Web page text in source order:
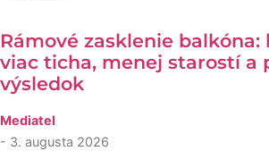
Rámové zasklenie balkóna:
viac ticha, menej starostí a
výsledok
Mediatel
- 3. augusta 2026